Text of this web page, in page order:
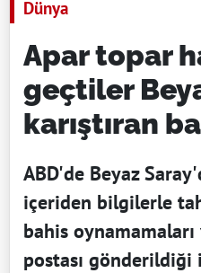
Dünya
Apar topar
geçtiler
karıştıran
ABD'de Beyaz
içeriden bilgilerle
bahis
postası